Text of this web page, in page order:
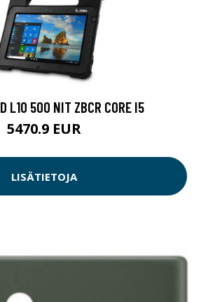
L10 500 NIT ZBCR CORE I5
5470.9 EUR
LISÄTIETOJA